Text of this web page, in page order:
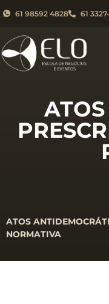
61 98592 4828 61
ATOS
NORMATIVA